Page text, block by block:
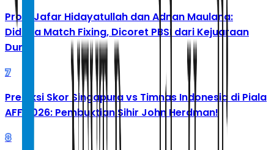
Profil Jafar Hidayatullah dan Adnan Maulana:
Diduga Match Fixing, Dicoret PBSI dari Kejuaraan
Dunia
7
Prediksi Skor Singapura vs Timnas Indonesia di Piala
AFF 2026: Pembuktian Sihir John Herdman!
8